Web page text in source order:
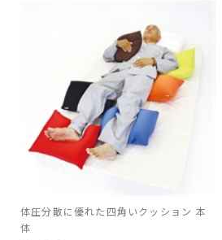
体圧分散に優れた四角いクッション 本
体